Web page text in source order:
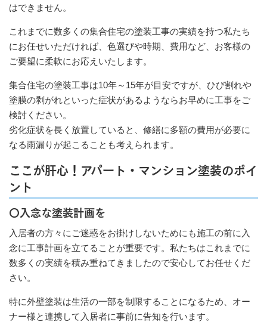
はできません。
これまでに数多くの集合住宅の塗装工事の実績を持つ私たち
にお任せいただければ、色選びや時期、費用など、お客様の
ご要望に柔軟にお応えいたします。
集合住宅の塗装工事は10年～15年が目安ですが、ひび割れや
塗膜の剥がれといった症状があるようならお早めに工事をご
検討ください。
劣化症状を長く放置していると、修繕に多額の費用が必要に
なる雨漏りが起こることも考えられます。
ここが肝心！アパート・マンション塗装のポイ
ント
〇入念な塗装計画を
入居者の方々にご迷惑をお掛けしないためにも施工の前に入
念に工事計画を立てることが重要です。私たちはこれまでに
数多くの実績を積み重ねてきましたので安心してお任せくだ
さい。
特に外壁塗装は生活の一部を制限することになるため、オー
ナー様と連携して入居者に事前に告知を行います。